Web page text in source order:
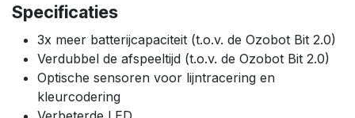
Specificaties
3x meer batterijcapaciteit (t.o.v. de Ozobot Bit 2.0)
Verdubbel de afspeeltijd (t.o.v. de Ozobot Bit 2.0)
Optische sensoren voor lijntracering en
kleurcodering